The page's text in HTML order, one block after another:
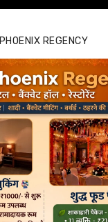
PHOENIX REGENCY